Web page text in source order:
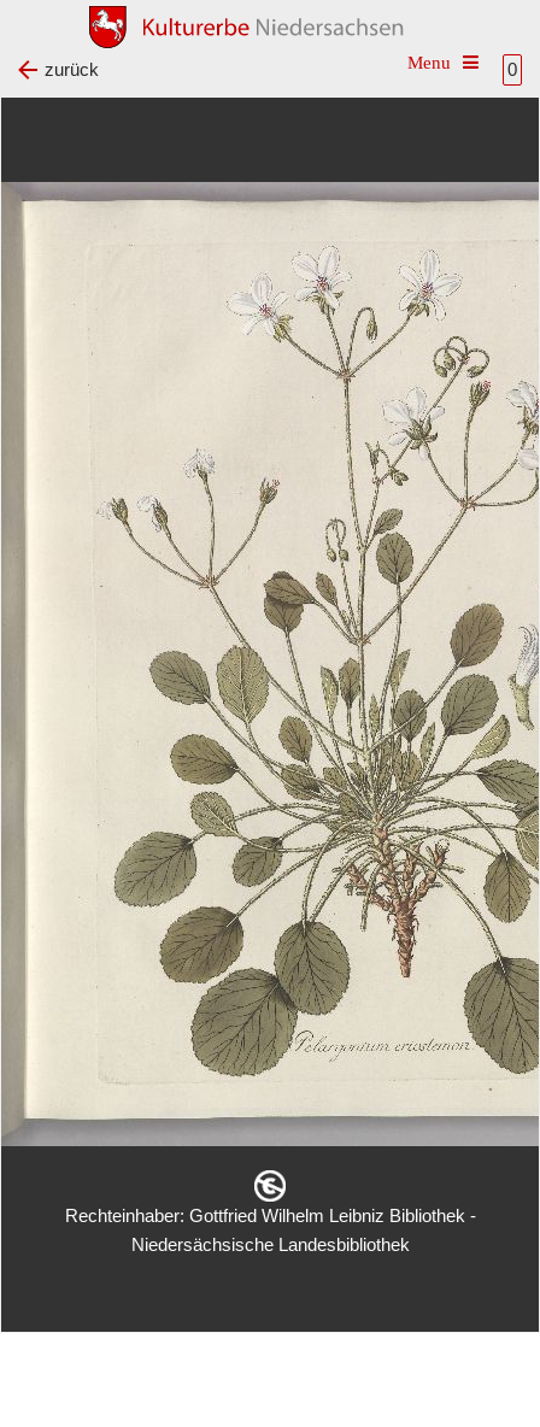
0
Toggle
zurück
Rechteinhaber: Gottfried Wilhelm Leibniz Bibliothek -
Niedersächsische Landesbibliothek